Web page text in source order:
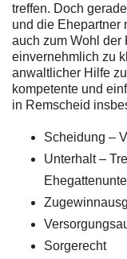
treffen. Doch
und die Ehepartner
auch zum Wohl der
einvernehmlich zu
anwaltlicher Hilfe
kompetente und
in Remscheid
Scheidung –
Unterhalt –
Sorgerecht